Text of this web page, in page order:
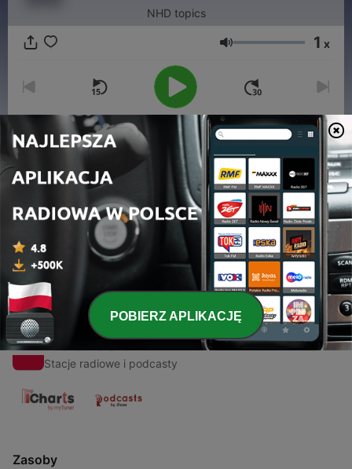
NHD topics
Głośność 1 x
00:00
Odcinki
1 - What does Rap communicate to us?
21 lut 2021
Radio Polska
Stacje radiowe i podcasty
Zasoby
POBIERZ APLIKACJĘ